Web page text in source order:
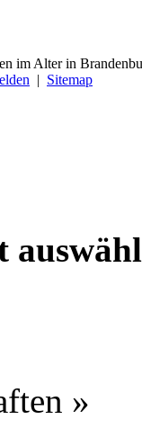
| Sitemap
»